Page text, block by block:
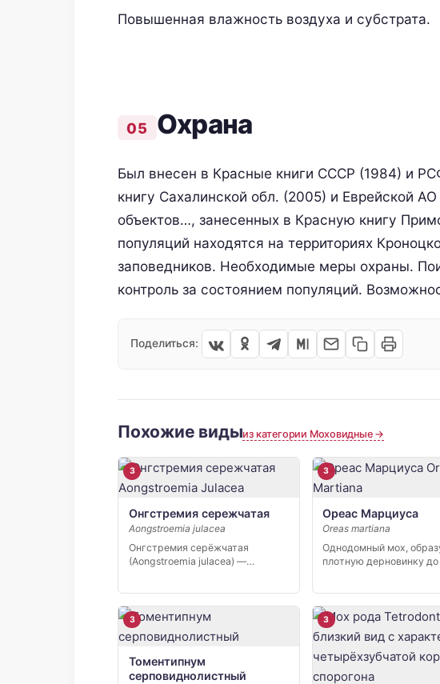
Повышенная влажность воздуха и субстрата.
Oхранa
Был внесен в Красные книги СССР (1984) и
книгу Сахалинской обл. (2005) и Еврейской
объектов…, занесенных в Красную книгу
популяций находятся на территориях
заповедников. Необходимые меры охраны.
контроль за состоянием популяций.
Поделиться:
Похожие видыиз категории Моховидные →
3
Онгстремия сережчатая
Aongstroemia julacea
Онгстремия серёжчатая
(Aongstroemia julacea) —
3
Ореас Марциуса
Oreas martiana
Однодомный мох,
плотную дерновинку
3
Томентипнум
серповиднолистный
3